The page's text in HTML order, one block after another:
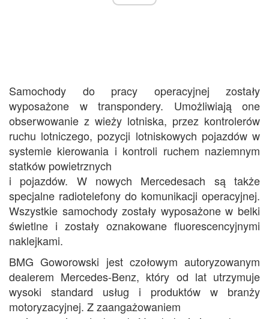
Samochody do pracy operacyjnej zostały
wyposażone w transpondery. Umożliwiają one
obserwowanie z wieży lotniska, przez kontrolerów
ruchu lotniczego, pozycji lotniskowych pojazdów w
systemie kierowania i kontroli ruchem naziemnym
statków powietrznych
i pojazdów. W nowych Mercedesach są także
specjalne radiotelefony do komunikacji operacyjnej.
Wszystkie samochody zostały wyposażone w belki
świetlne i zostały oznakowane fluorescencyjnymi
naklejkami.
BMG Goworowski jest czołowym autoryzowanym
dealerem Mercedes-Benz, który od lat utrzymuje
wysoki standard usług i produktów w branży
motoryzacyjnej. Z zaangażowaniem